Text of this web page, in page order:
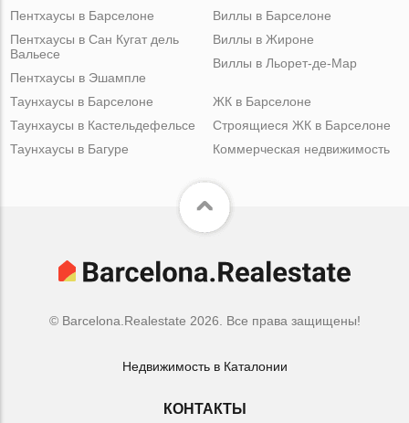
Пентхаусы в Барселоне
Пентхаусы в Сан Кугат дель
Вальесе
Пентхаусы в Эшампле
Виллы в Барселоне
Виллы в Жироне
Виллы в Льорет-де-Мар
Таунхаусы в Барселоне
Таунхаусы в Кастельдефельсе
Таунхаусы в Багуре
ЖК в Барселоне
Строящиеся ЖК в Барселоне
Коммерческая недвижимость
© Barcelona.Realestate 2026. Все права защищены!
Недвижимость в Каталонии
КОНТАКТЫ